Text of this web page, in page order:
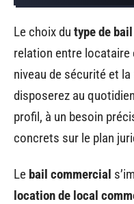
Le choix du type de bail
relation entre
niveau de sécurité et
disposerez au
profil, à un besoin
concrets sur le plan
Le bail commercial
location de local